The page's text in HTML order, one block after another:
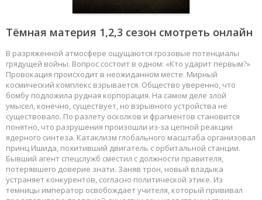
Тёмная материя 1,2,3 сезон смотреть онлайн
В разряженной атмосфере ощущаются грозовые потенциалы
грядущей войны. Вопрос состоит в одном: «Кто ударит первым?»
Провокация происходит в неожиданном месте. Мирный
космический комплекс взрывается. Общество уверенно, что
бомбу подложила рудная корпорация. На самом деле злой
умысел, конечно, существует, но взрывного устройства не
существовало. По разлету осколков и фрагментов становится
понятно, что разрушения произошли из-за цепной реакции
ядерного синтеза. Катаклизм глобального масштаба организовал
принц Ишида, похитивший двигатель с орбитальной станции.
Бывший агент спецслужб сместил с должности правителя,
потерявшего доверие знати. Заняв трон, новый владыка
устраняет конкурентов, согласно политической этике. Из
темницы император освобождает учителя, который прививал